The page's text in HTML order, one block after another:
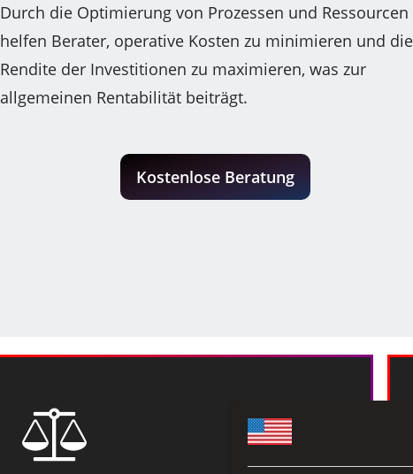
Durch die Optimierung von Prozessen und Ressourcen
helfen Berater, operative Kosten zu minimieren und die
Rendite der Investitionen zu maximieren, was zur
allgemeinen Rentabilität beiträgt.
Kostenlose Beratung